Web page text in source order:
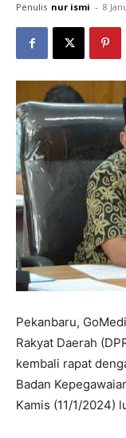
Penulis nur ismi - 8
Pekanbaru,
Rakyat Daerah
kembali rapat
Badan
Kamis (11/1/2024)